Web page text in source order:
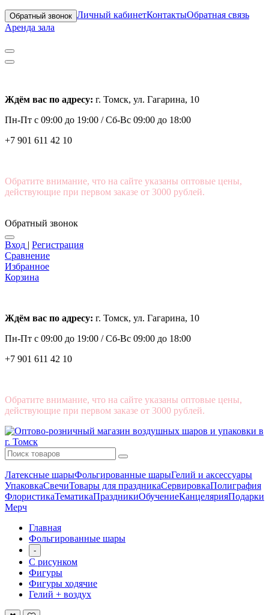
Обратный звонок Личный кабинетКонтактыОбратная связь
Аренда зала
Ждём вас по адресу: г. Томск, ул. Гагарина, 10
Пн-Пт с 09:00 до 19:00 /Сб-Вс 09:00 до 18:00
+7 901 611 42 10
Обратите внимание, что на сайте указаны оптовые цены,
действующие при первом заказе от 3000 рублей.
Обратный звонок
Вход | Регистрация
Сравнение
Избранное
Корзина
Ждём вас по адресу: г. Томск, ул. Гагарина, 10
Пн-Пт с 09:00 до 19:00 /Сб-Вс 09:00 до 18:00
+7 901 611 42 10
Обратите внимание, что на сайте указаны оптовые цены,
действующие при первом заказе от 3000 рублей.
Латексные шарыФольгированные шарыГелий и аксессуары
УпаковкаСвечиТовары для праздникаСервировкаПолиграфия
ФлористикаТематикаПраздникиОбучениеКанцелярияПодарки
Мерч
Главная
Фольгированные шары
-
С рисунком
Фигуры
Фигуры ходячие
Гелий + воздух